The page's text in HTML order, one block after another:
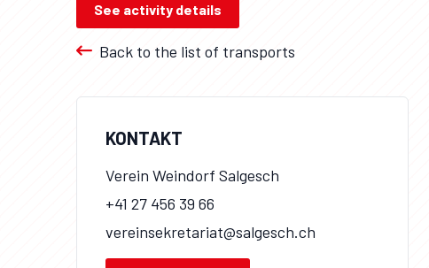
See activity details
Back to the list of transports
KONTAKT
Verein Weindorf Salgesch
+41 27 456 39 66
vereinsekretariat@salgesch.ch